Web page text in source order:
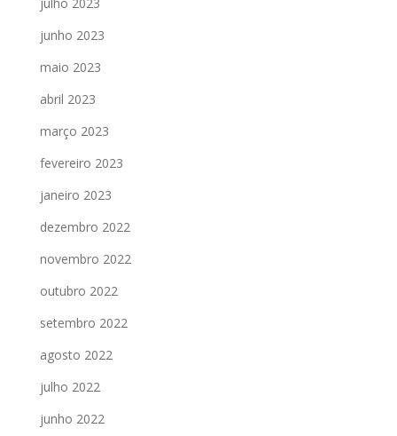
junho 2023
maio 2023
abril 2023
março 2023
fevereiro 2023
janeiro 2023
dezembro 2022
novembro 2022
outubro 2022
setembro 2022
agosto 2022
julho 2022
junho 2022